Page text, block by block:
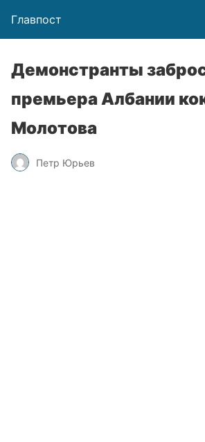
Главпост
Демонстранты
премьера Албании
Молотова
Петр Юрьев